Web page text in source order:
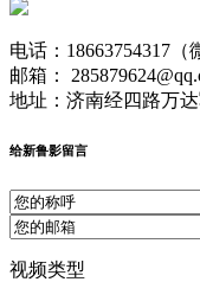
电话：18663754317（
邮箱：
地址：济南经四路万
给新鲁影留言
视频类型